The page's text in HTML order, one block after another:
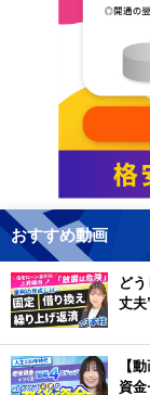
おすすめ動画
ど
丈夫
【
資金